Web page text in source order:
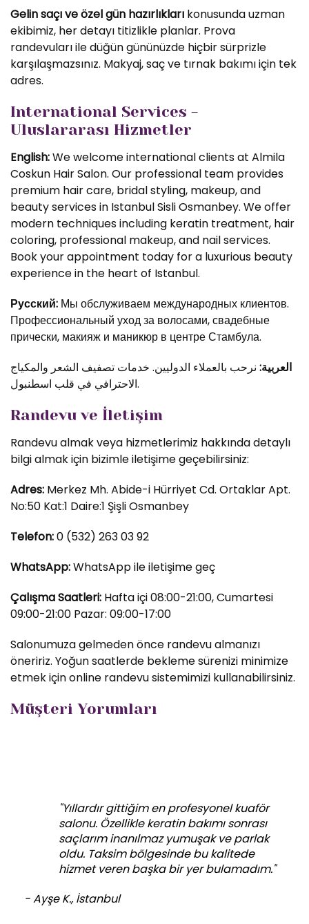
Gelin saçı ve özel gün hazırlıkları konusunda uzman
ekibimiz, her detayı titizlikle planlar. Prova
randevuları ile düğün gününüzde hiçbir sürprizle
karşılaşmazsınız. Makyaj, saç ve tırnak bakımı için tek
adres.
International Services -
Uluslararası Hizmetler
English:We welcome international clients at Almila
Coskun Hair Salon. Our professional team provides
premium hair care, bridal styling, makeup, and
beauty services in Istanbul Sisli Osmanbey. We offer
modern techniques including keratin treatment, hair
coloring, professional makeup, and nail services.
Book your appointment today for a luxurious beauty
experience in the heart of Istanbul.
Русский: Мы обслуживаем международных клиентов.
Профессиональный уход за волосами, свадебные
прически, макияж и маникюр в центре Стамбула.
العربية: نرحب بالعملاء الدوليين. خدمات تصفيف الشعر والمكياج
الاحترافي في قلب اسطنبول.
Randevu ve İletişim
Randevu almak veya hizmetlerimiz hakkında detaylı
bilgi almak için bizimle iletişime geçebilirsiniz:
Adres: Merkez Mh. Abide-i Hürriyet Cd. Ortaklar Apt.
No:50 Kat:1 Daire:1 Şişli Osmanbey
Telefon:0 (532) 263 03 92
WhatsApp:WhatsApp ile iletişime geç
Çalışma Saatleri: Hafta içi 08:00-21:00, Cumartesi
09:00-21:00 Pazar: 09:00-17:00
Salonumuza gelmeden önce randevu almanızı
öneririz. Yoğun saatlerde bekleme sürenizi minimize
etmek için online randevu sistemimizi kullanabilirsiniz.
Müşteri Yorumları
"Yıllardır gittiğim en profesyonel kuaför
salonu. Özellikle keratin bakımı sonrası
saçlarım inanılmaz yumuşak ve parlak
oldu. Taksim bölgesinde bu kalitede
hizmet veren başka bir yer bulamadım."
- Ayşe K., İstanbul